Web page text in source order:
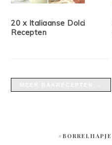
20 x Italiaanse Dolci
Recepten